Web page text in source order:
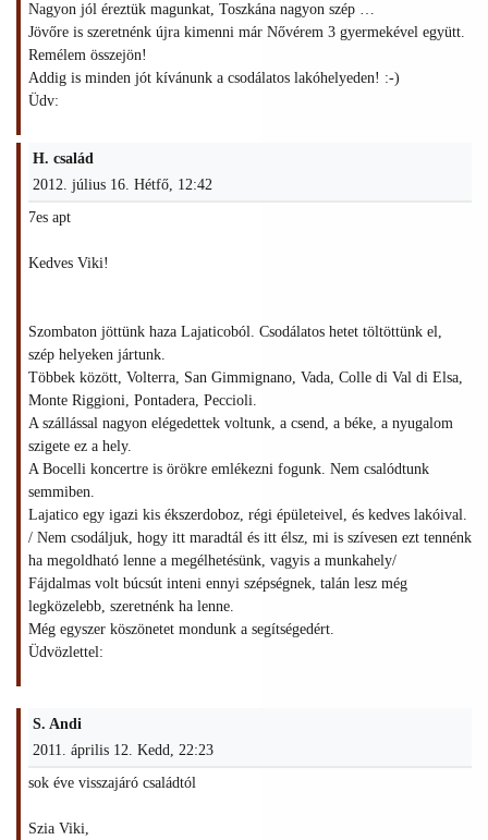
Nagyon jól éreztük magunkat, Toszkána nagyon szép …
Jövőre is szeretnénk újra kimenni már Nővérem 3 gyermekével együtt.
Remélem összejön!
Addig is minden jót kívánunk a csodálatos lakóhelyeden! :-)
Üdv:
H. család
2012. július 16. Hétfő, 12:42
7es apt
Kedves Viki!
Szombaton jöttünk haza Lajaticoból. Csodálatos hetet töltöttünk el,
szép helyeken jártunk.
Többek között, Volterra, San Gimmignano, Vada, Colle di Val di Elsa,
Monte Riggioni, Pontadera, Peccioli.
A szállással nagyon elégedettek voltunk, a csend, a béke, a nyugalom
szigete ez a hely.
A Bocelli koncertre is örökre emlékezni fogunk. Nem csalódtunk
semmiben.
Lajatico egy igazi kis ékszerdoboz, régi épületeivel, és kedves lakóival.
/ Nem csodáljuk, hogy itt maradtál és itt élsz, mi is szívesen ezt tennénk
ha megoldható lenne a megélhetésünk, vagyis a munkahely/
Fájdalmas volt búcsút inteni ennyi szépségnek, talán lesz még
legközelebb, szeretnénk ha lenne.
Még egyszer köszönetet mondunk a segítségedért.
Üdvözlettel:
S. Andi
2011. április 12. Kedd, 22:23
sok éve visszajáró családtól
Szia Viki,